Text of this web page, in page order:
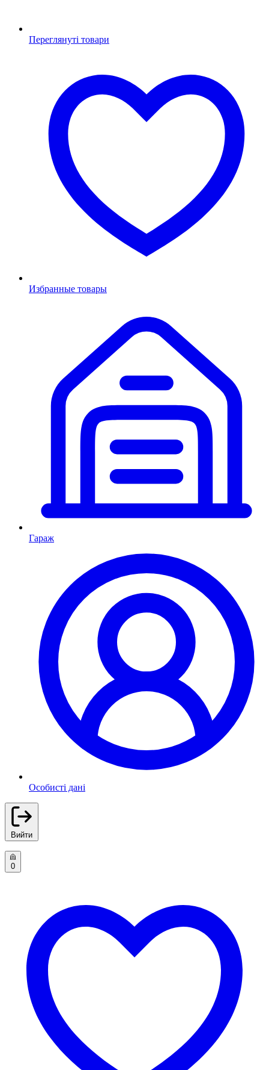
Переглянуті товари
Избранные товары
Гараж
Особисті дані
Вийти
0